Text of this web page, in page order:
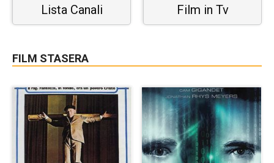
Lista Canali Film in Tv
FILM STASERA